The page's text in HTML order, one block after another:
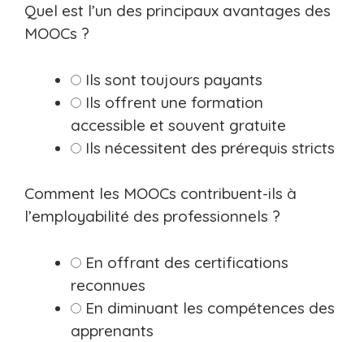
Quel est l’un des principaux avantages des
MOOCs ?
Ils sont toujours payants
Ils offrent une formation
accessible et souvent gratuite
Ils nécessitent des prérequis stricts
Comment les MOOCs contribuent-ils à
l’employabilité des professionnels ?
En offrant des certifications
reconnues
En diminuant les compétences des
apprenants